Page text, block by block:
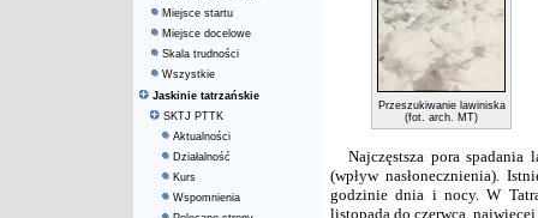
Miejsce startu
Miejsce docelowe
Skala trudności
Wszystkie
Jaskinie tatrzańskie
SKTJ PTTK
Aktualności
Działalność
Kurs
Wspomnienia
Przeszukiwanie lawiniska
(fot. arch. MT)
Najczęstsza pora
(wpływ nasłonecznienia).
godzinie dnia i nocy. W
listopada do czerwca, najwięcej